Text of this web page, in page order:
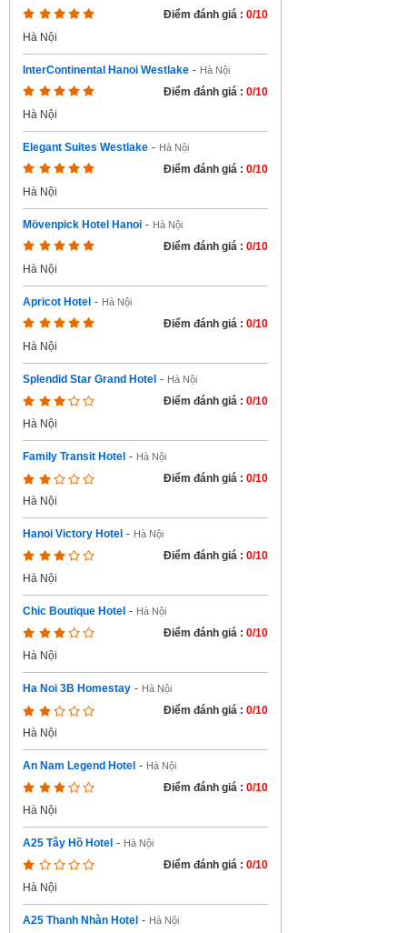
Điểm đánh giá : 0/10
Hà Nội
InterContinental Hanoi Westlake - Hà Nội
Điểm đánh giá : 0/10
Hà Nội
Elegant Suites Westlake - Hà Nội
Điểm đánh giá : 0/10
Hà Nội
Mövenpick Hotel Hanoi - Hà Nội
Điểm đánh giá : 0/10
Hà Nội
Apricot Hotel - Hà Nội
Điểm đánh giá : 0/10
Hà Nội
Splendid Star Grand Hotel - Hà Nội
Điểm đánh giá : 0/10
Hà Nội
Family Transit Hotel - Hà Nội
Điểm đánh giá : 0/10
Hà Nội
Hanoi Victory Hotel - Hà Nội
Điểm đánh giá : 0/10
Hà Nội
Chic Boutique Hotel - Hà Nội
Điểm đánh giá : 0/10
Hà Nội
Ha Noi 3B Homestay - Hà Nội
Điểm đánh giá : 0/10
Hà Nội
An Nam Legend Hotel - Hà Nội
Điểm đánh giá : 0/10
Hà Nội
A25 Tây Hồ Hotel - Hà Nội
Điểm đánh giá : 0/10
Hà Nội
A25 Thanh Nhàn Hotel - Hà Nội